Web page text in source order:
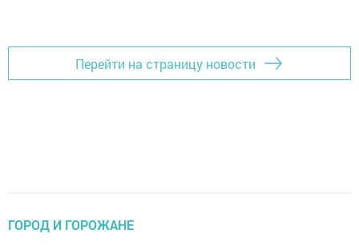
Перейти на страницу новости
ГОРОД И ГОРОЖАНЕ